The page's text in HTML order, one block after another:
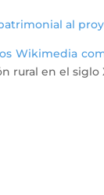
al
Wikimedia
rural en el siglo